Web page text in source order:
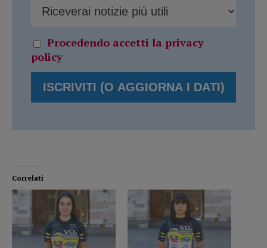
Procedendo accetti la privacy
policy
Correlati